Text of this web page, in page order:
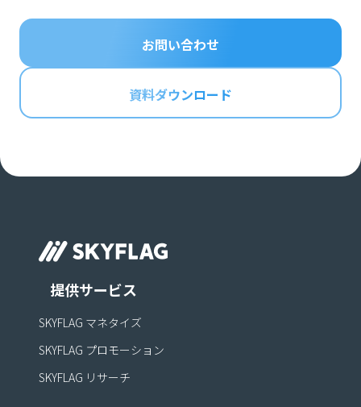
お問い合わせ
資料ダウンロード
提供サービス
SKYFLAG マネタイズ
SKYFLAG プロモーション
SKYFLAG リサーチ